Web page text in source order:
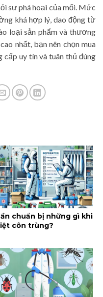
sự phá hoại của mối. Mức
khá hợp lý, dao động từ
loại sản phẩm và thương
nhất, bạn nên chọn mua
cấp uy tín và tuân thủ đúng
chuẩn bị những gì khi
côn trùng?